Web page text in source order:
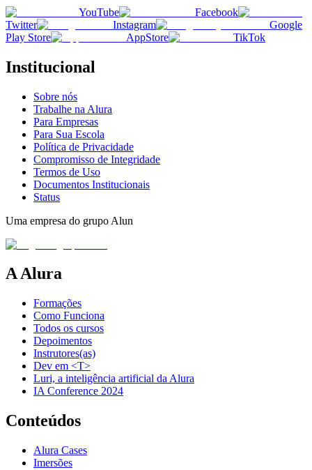
YouTube
Facebook
Twitter
Instagram
Google
Play Store
AppStore TikTok
Institucional
Sobre nós
Trabalhe na Alura
Para Empresas
Para Sua Escola
Política de Privacidade
Compromisso de Integridade
Termos de Uso
Documentos Institucionais
Status
Uma empresa do grupo Alun
A Alura
Formações
Como Funciona
Todos os cursos
Depoimentos
Instrutores(as)
Dev em <T>
Luri, a inteligência artificial da Alura
IA Conference 2024
Conteúdos
Alura Cases
Imersões